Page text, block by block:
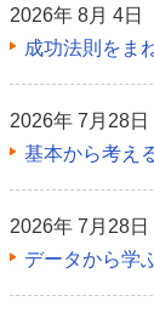
2026年 8月 4日
成功法則をま
2026年 7月28日
基本から考え
2026年 7月28日
データから学